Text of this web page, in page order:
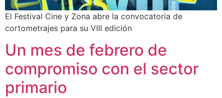
El Festival Cine y Zona abre la convocatoria de
cortometrajes para su VIII edición
Un mes de febrero de
compromiso con el sector
primario